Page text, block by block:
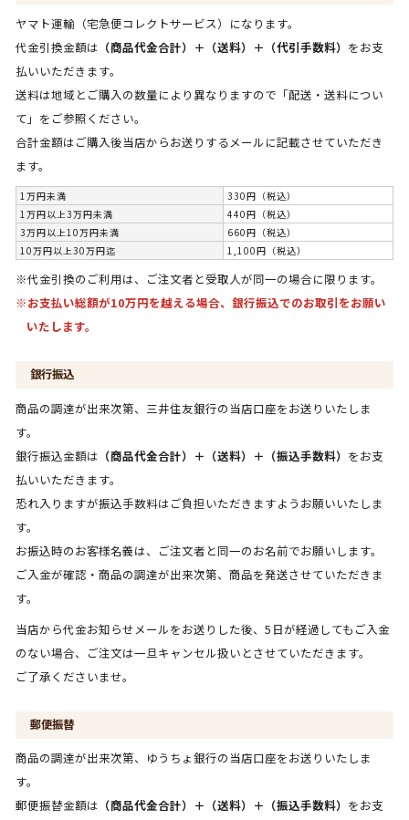
ヤマト運輸（宅急便コレクトサービス）になります。
代金引換金額は （商品代金合計）＋（送料）＋（代引手数料） をお支
払いいただきます。
送料は地域とご購入の数量により異なりますので「配送・送料につい
て」をご参照ください。
合計金額はご購入後当店からお送りするメールに記載させていただき
ます。
1万円未満
330円（税込）
1万円以上3万円未満
440円（税込）
3万円以上10万円未満
660円（税込）
10万円以上30万円迄
1,100円（税込）
※代金引換のご利用は、ご注文者と受取人が同一の場合に限ります。
※お支払い総額が10万円を越える場合、銀行振込でのお取引をお願い
いたします。
銀行振込
商品の調達が出来次第、三井住友銀行の当店口座をお送りいたしま
す。
銀行振込金額は （商品代金合計）＋（送料）＋（振込手数料） をお支
払いいただきます。
恐れ入りますが振込手数料はご負担いただきますようお願いいたしま
す。
お振込時のお客様名義は、ご注文者と同一のお名前でお願いします。
ご入金が確認・商品の調達が出来次第、商品を発送させていただきま
す。
当店から代金お知らせメールをお送りした後、5日が経過してもご入金
のない場合、ご注文は一旦キャンセル扱いとさせていただきます。
ご了承くださいませ。
郵便振替
商品の調達が出来次第、ゆうちょ銀行の当店口座をお送りいたしま
す。
郵便振替金額は （商品代金合計）＋（送料）＋（振込手数料） をお支